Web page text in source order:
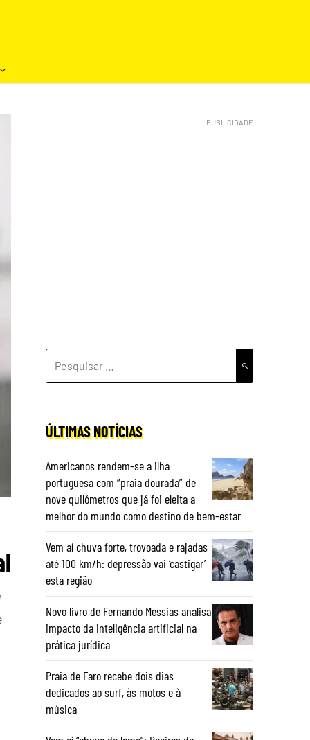
POR:
ÚLTIMAS NOTÍCIAS
Americanos rendem-se a ilha
portuguesa com “praia dourada” de
nove quilómetros que já foi eleita a
melhor do mundo como destino de bem-estar
Vem aí chuva forte, trovoada e rajadas
até 100 km/h: depressão vai ‘castigar’
esta região
Novo livro de Fernando Messias analisa
impacto da inteligência artificial na
prática jurídica
Praia de Faro recebe dois dias
dedicados ao surf, às motos e à
música